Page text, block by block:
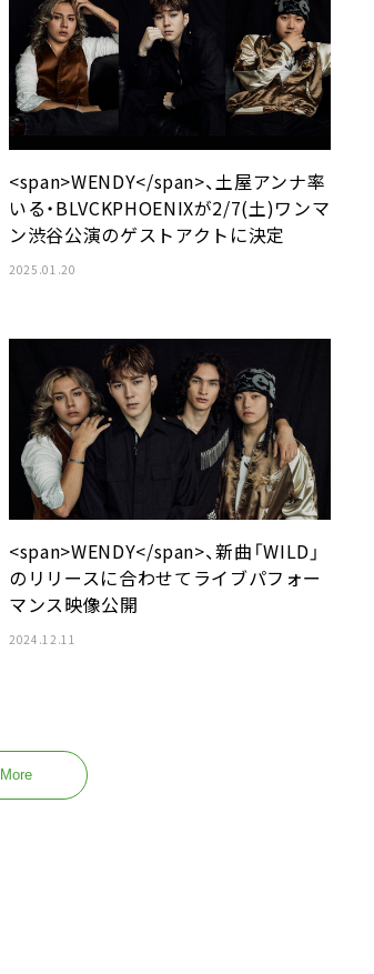
<span>WENDY</span>、土屋アンナ率
いる・BLVCKPHOENIXが2/7(土)ワンマ
ン渋谷公演のゲストアクトに決定
2025.01.20
<span>WENDY</span>、新曲「WILD」
のリリースに合わせてライブパフォー
マンス映像公開
2024.12.11